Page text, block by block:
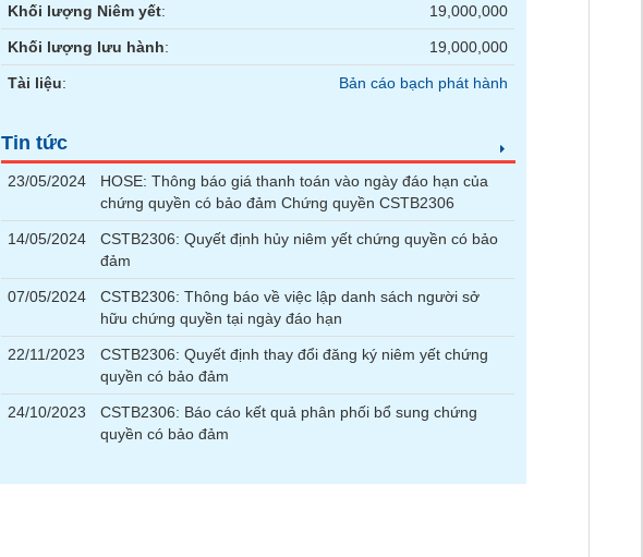
Khối lượng Niêm yết: 19,000,000
Khối lượng lưu hành: 19,000,000
Tài liệu: Bản cáo bạch phát hành
Tin tức
23/05/2024
HOSE: Thông báo giá thanh toán vào ngày đáo hạn của
chứng quyền có bảo đảm Chứng quyền CSTB2306
14/05/2024
CSTB2306: Quyết định hủy niêm yết chứng quyền có bảo
đảm
07/05/2024
CSTB2306: Thông báo về việc lập danh sách người sở
hữu chứng quyền tại ngày đáo hạn
22/11/2023
CSTB2306: Quyết định thay đổi đăng ký niêm yết chứng
quyền có bảo đảm
24/10/2023
CSTB2306: Báo cáo kết quả phân phối bổ sung chứng
quyền có bảo đảm